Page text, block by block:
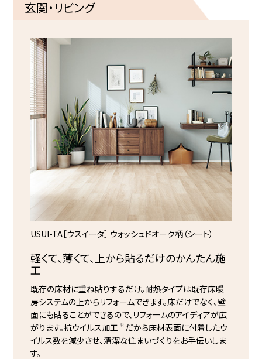
玄関・リビング
USUI-TA［ウスイータ］ ウォッシュドオーク柄（シート）
軽くて、薄くて、上から貼るだけのかんたん施
工
既存の床材に重ね貼りするだけ。耐熱タイプは既存床暖
房システムの上からリフォームできます。床だけでなく、壁
⾯にも貼ることができるので、リフォームのアイディアが広
がります。抗ウイルス加工 ※ だから床材表面に付着したウ
イルス数を減少させ、清潔な住まいづくりをお手伝いしま
す。